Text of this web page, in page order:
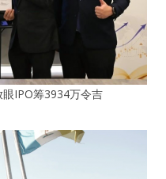
IPO筹3934万令吉